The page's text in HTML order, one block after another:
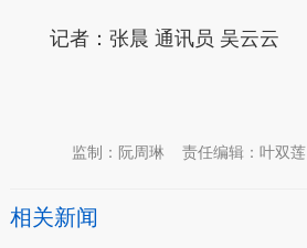
记者： 张晨 通讯员 吴云云
责任编辑：叶双莲
监制：阮周琳
相关新闻